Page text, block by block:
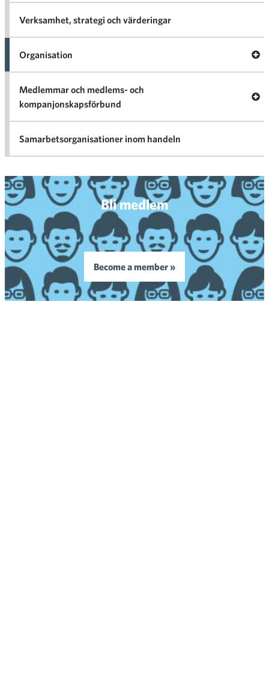
Verksamhet, strategi och värderingar
Organisation
Medlemmar och medlems- och
kompanjonskapsförbund
Samarbetsorganisationer inom handeln
Bli medlem
Become a member »